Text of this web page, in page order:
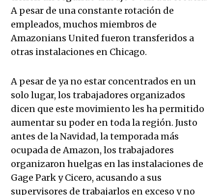
A pesar de una constante rotación de
empleados, muchos miembros de
Amazonians United fueron transferidos a
otras instalaciones en Chicago.
A pesar de ya no estar concentrados en un
solo lugar, los trabajadores organizados
dicen que este movimiento les ha permitido
aumentar su poder en toda la región. Justo
antes de la Navidad, la temporada más
ocupada de Amazon, los trabajadores
organizaron huelgas en las instalaciones de
Gage Park y Cicero, acusando a sus
supervisores de trabajarlos en exceso y no